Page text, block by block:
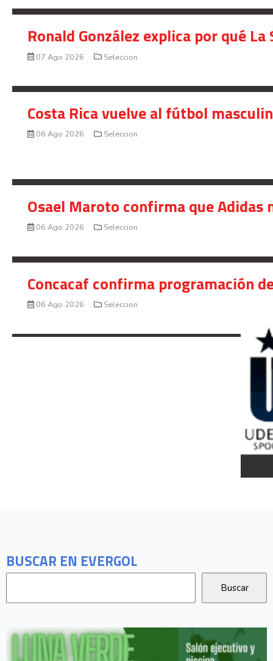
BUSCAR EN EVERGOL
Ronald González explica por qué
07 Ago 2026 Seleccion
Costa Rica vuelve al fútbol
06 Ago 2026 Seleccion
Osael Maroto confirma que Adidas
06 Ago 2026 Seleccion
Concacaf confirma programación
06 Ago 2026 Seleccion